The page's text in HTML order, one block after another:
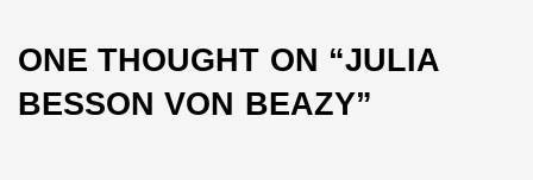
ONE THOUGHT ON “JULIA
BESSON VON BEAZY”